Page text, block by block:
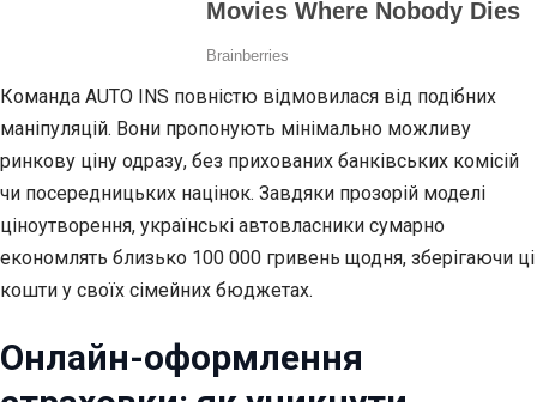
Команда AUTO INS повністю відмовилася від подібних
маніпуляцій. Вони пропонують мінімально можливу
ринкову ціну одразу, без прихованих банківських комісій
чи посередницьких націнок. Завдяки прозорій моделі
ціноутворення, українські автовласники сумарно
економлять близько 100 000 гривень щодня, зберігаючи ці
кошти у своїх сімейних бюджетах.
Онлайн-оформлення